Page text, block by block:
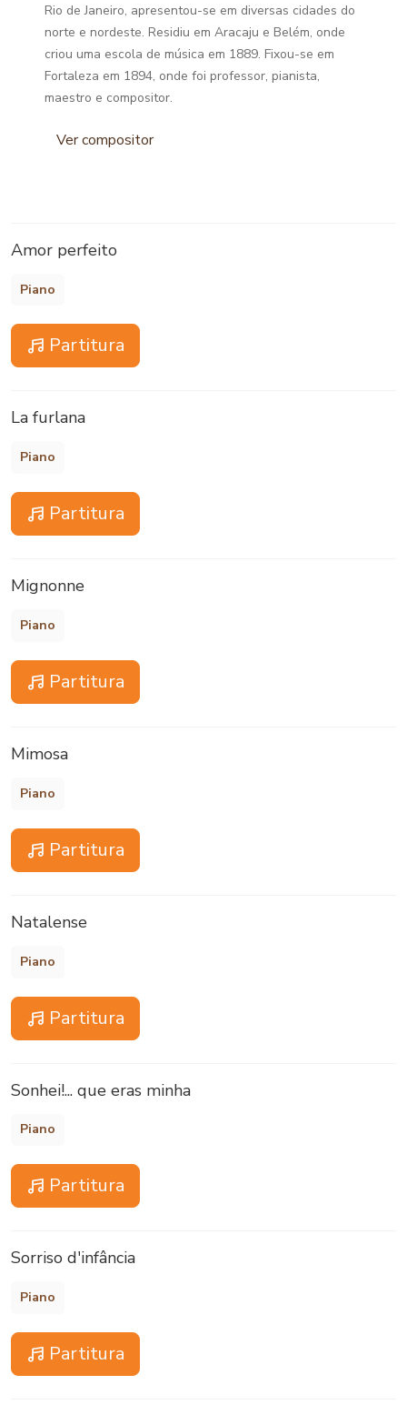
Rio de Janeiro, apresentou-se em diversas cidades do
norte e nordeste. Residiu em Aracaju e Belém, onde
criou uma escola de música em 1889. Fixou-se em
Fortaleza em 1894, onde foi professor, pianista,
maestro e compositor.
Ver compositor
Amor perfeito
Piano
Partitura
La furlana
Piano
Partitura
Mignonne
Piano
Partitura
Mimosa
Piano
Partitura
Natalense
Piano
Partitura
Sonhei!... que eras minha
Piano
Partitura
Sorriso d'infância
Piano
Partitura